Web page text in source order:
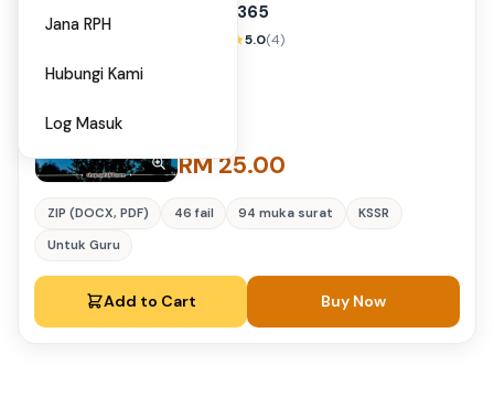
Jana RPH
Hubungi Kami
Log Masuk
by RPH365
5.0(4)
RM 25.00
ZIP (DOCX, PDF) 46 fail 94 muka surat
KSSR
Untuk Guru
Add to Cart Buy Now